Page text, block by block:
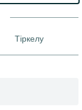
Тіркелу